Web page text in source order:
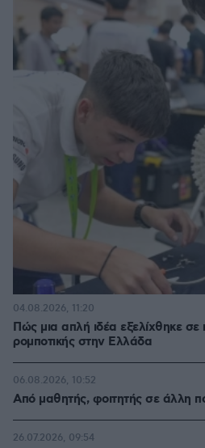
Πώς μια απλή ιδέα εξελίχθηκε
ρομποτικής στην Ελλάδα
04.08.2026, 11:20
Από μαθητής, φοιτητής σε άλλη
06.08.2026, 10:52
26.07.2026, 09:54